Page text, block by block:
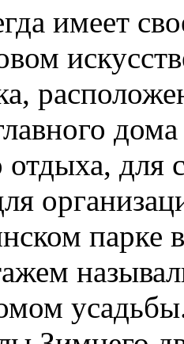
имеет
отдыха, для
парке